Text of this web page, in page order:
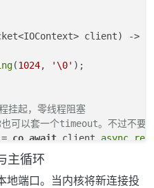
client)
(1024, '\0' );
起，零线程阻塞
可以套一个timeout。不过不要
co_await client.
{
"Failed to read from
主循环
地端口。当内核将新连接投